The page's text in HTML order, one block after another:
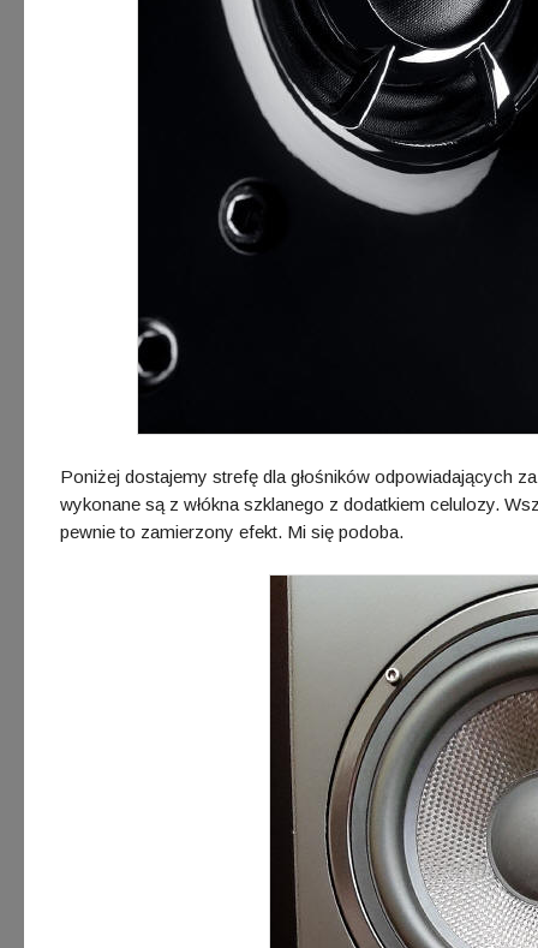
Poniżej dostajemy strefę dla głośników odpowiadających
wykonane są z włókna szklanego z dodatkiem celulozy.
pewnie to zamierzony efekt. Mi się podoba.